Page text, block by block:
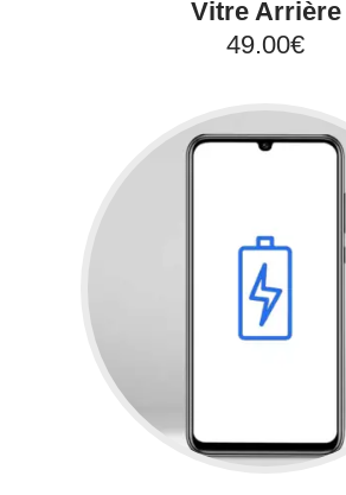
Vitre Arrière
49.00€